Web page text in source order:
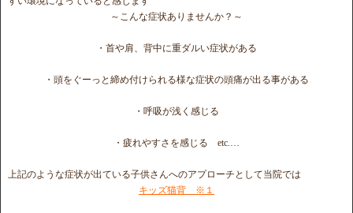
～こんな症状ありませんか？～
・首や肩、背中に重ダルい症状がある
・頭をぐーっと締め付けられる様な症状の頭痛が出る事がある
・呼吸が浅く感じる
・疲れやすさを感じる etc.…
上記のような症状が出ている子供さんへのアプローチとして当院では
キッズ猫背 ※１